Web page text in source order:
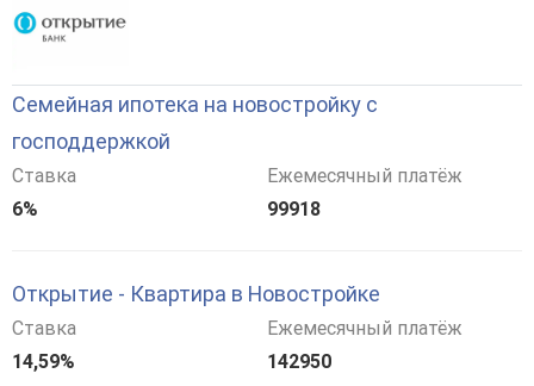
Семейная ипотека на новостройку с
господдержкой
Ставка
6%
Ежемесячный платёж
99918
Открытие - Квартира в Новостройке
Ставка
14,59%
Ежемесячный платёж
142950